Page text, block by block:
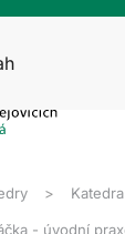
- úvodní